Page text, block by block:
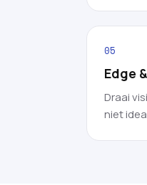
05
Edge
Draai
niet